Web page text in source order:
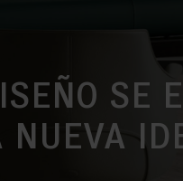
SE
NUEVA